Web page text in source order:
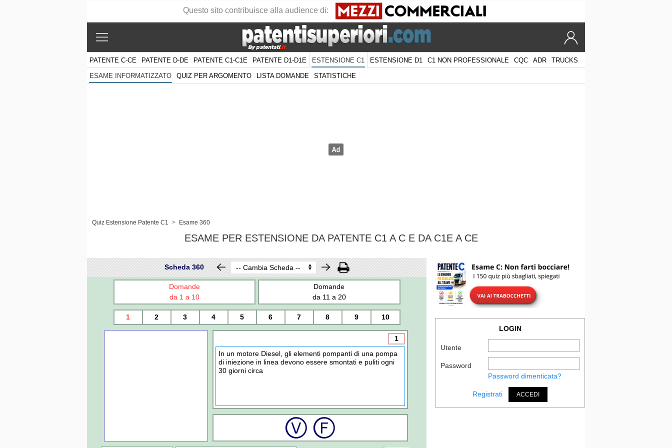
PATENTE C-CE PATENTE D-DE PATENTE C1-C1E PATENTE D1-D1E ESTENSIONE C1 ESTENSIONE D1 C1 NON PROFESSIONALE CQC ADR TRUCKS
ESAME INFORMATIZZATO QUIZ PER ARGOMENTO LISTA DOMANDE STATISTICHE
Quiz Estensione Patente C1 > Esame 360
ESAME PER ESTENSIONE DA PATENTE C1 A C E DA C1E A CE
Scheda 360
Domande
da 1 a 10
Domande
da 11 a 20
1 2 3 4 5 6 7 8 9 10
1
In un motore Diesel, gli elementi pompanti di una pompa
di iniezione in linea devono essere smontati e puliti ogni
30 giorni circa
LOGIN
Utente
Password
Password dimenticata?
Registrati ACCEDI
Questo sito contribuisce alla audience di: